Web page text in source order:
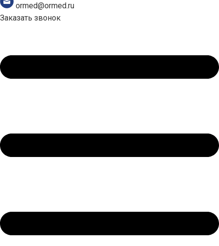
ormed@ormed.ru
Заказать звонок